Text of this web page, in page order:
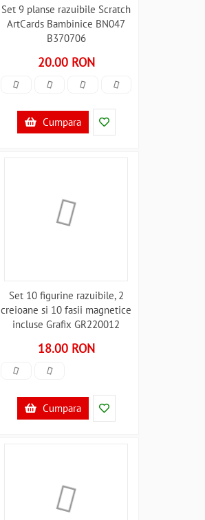
Set 9 planse razuibile Scratch
ArtCards Bambinice BN047
B370706
20.00 RON
Cumpara
Set 10 figurine razuibile, 2
creioane si 10 fasii magnetice
incluse Grafix GR220012
18.00 RON
Cumpara